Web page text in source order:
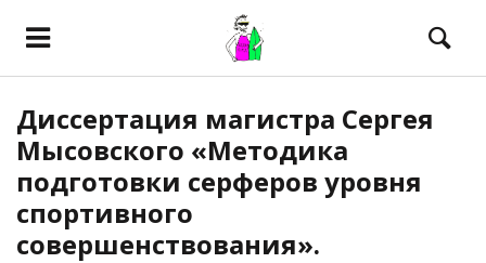
Диссертация магистра Сергея
Мысовского «Методика
подготовки серферов уровня
спортивного
совершенствования».